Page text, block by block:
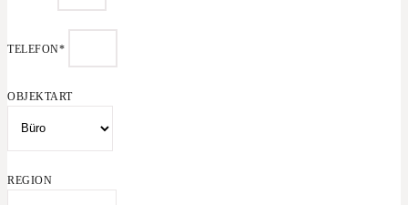
TELEFON*
OBJEKTART
REGION